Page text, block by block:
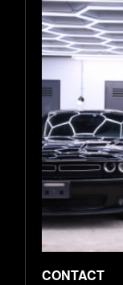
CONTACT